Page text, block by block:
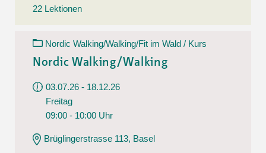
22 Lektionen
Nordic Walking/Walking/Fit im Wald / Kurs
Nordic Walking/Walking
03.07.26 - 18.12.26
Freitag
09:00 - 10:00 Uhr
Brüglingerstrasse 113, Basel